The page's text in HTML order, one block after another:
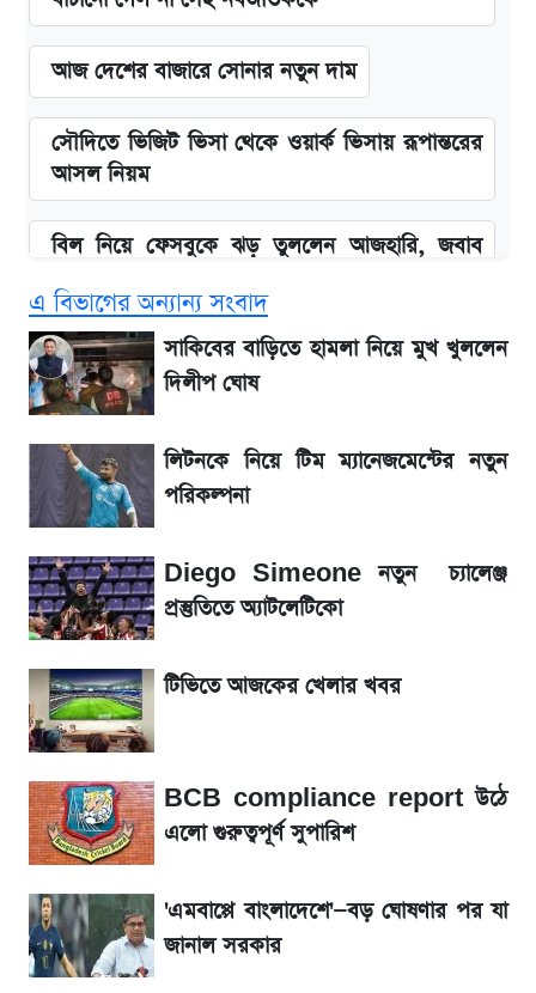
আজ দেশের বাজারে সোনার নতুন দাম
সৌদিতে ভিজিট ভিসা থেকে ওয়ার্ক ভিসায় রূপান্তরের
আসল নিয়ম
বিল নিয়ে ফেসবুকে ঝড় তুললেন আজহারি, জবাব
বাংলাদেশ নিয়ে যা বললেন সজীব ওয়াজেদ জয়
২ লাখ মানুষ অপেক্ষায়, কিন্তু দেখা গেল না শেখ
হাসিনাকে! এরপর যা ঘটল...
আগামী ৪ দিনের আবহাওয়া নিয়ে বড় সতর্কবার্তা
লিটনকে নিয়ে টিম ম্যানেজমেন্টের নতুন পরিকল্পনা
আগামীকালই স্পষ্ট হবে এসএসসি ফল প্রকাশের
তারিখ
ঘোষ
শেখ হাসিনার দেশে ফেরা নিয়ে যা বললেন রুমিন
ফারহানা
লাফিয়ে বাড়ল স্বর্ণের দাম, এক মাসের মধ্যে সর্বোচ্চ
এ বিভাগের অন্যান্য সংবাদ
সাকিবের বাড়িতে হামলা নিয়ে মুখ খুললেন
দিলীপ ঘোষ
লিটনকে নিয়ে টিম ম্যানেজমেন্টের নতুন
পরিকল্পনা
Diego Simeone নতুন চ্যালেঞ্জ
প্রস্তুতিতে অ্যাটলেটিকো
টিভিতে আজকের খেলার খবর
BCB compliance report উঠে
এলো গুরুত্বপূর্ণ সুপারিশ
'এমবাপ্পে বাংলাদেশে'—বড় ঘোষণার পর যা
জানাল সরকার